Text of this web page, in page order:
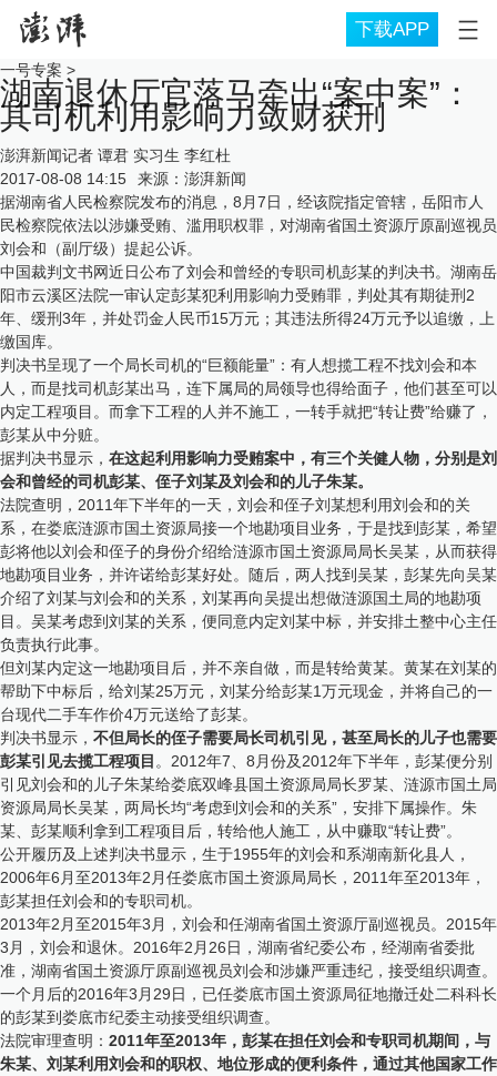
下载APP
一号专案 >
湖南退休厅官落马牵出“案中案”：
其司机利用影响力敛财获刑
澎湃新闻记者 谭君 实习生 李红杜
2017-08-08 14:15
来源： 澎湃新闻
据湖南省人民检察院发布的消息，8月7日，经该院指定管辖，岳阳市人
民检察院依法以涉嫌受贿、滥用职权罪，对湖南省国土资源厅原副巡视员
刘会和（副厅级）提起公诉。
中国裁判文书网近日公布了刘会和曾经的专职司机彭某的判决书。湖南岳
阳市云溪区法院一审认定彭某犯利用影响力受贿罪，判处其有期徒刑2
年、缓刑3年，并处罚金人民币15万元；其违法所得24万元予以追缴，上
缴国库。
判决书呈现了一个局长司机的“巨额能量”：有人想揽工程不找刘会和本
人，而是找司机彭某出马，连下属局的局领导也得给面子，他们甚至可以
内定工程项目。而拿下工程的人并不施工，一转手就把“转让费”给赚了，
彭某从中分赃。
据判决书显示， 在这起利用影响力受贿案中，有三个关健人物，分别是刘
会和曾经的司机彭某、侄子刘某及刘会和的儿子朱某。
法院查明，2011年下半年的一天，刘会和侄子刘某想利用刘会和的关
系，在娄底涟源市国土资源局接一个地勘项目业务，于是找到彭某，希望
彭将他以刘会和侄子的身份介绍给涟源市国土资源局局长吴某，从而获得
地勘项目业务，并许诺给彭某好处。随后，两人找到吴某，彭某先向吴某
介绍了刘某与刘会和的关系，刘某再向吴提出想做涟源国土局的地勘项
目。吴某考虑到刘某的关系，便同意内定刘某中标，并安排土整中心主任
负责执行此事。
但刘某内定这一地勘项目后，并不亲自做，而是转给黄某。黄某在刘某的
帮助下中标后，给刘某25万元，刘某分给彭某1万元现金，并将自己的一
台现代二手车作价4万元送给了彭某。
判决书显示， 不但局长的侄子需要局长司机引见，甚至局长的儿子也需要
彭某引见去揽工程项目 。2012年7、8月份及2012年下半年，彭某便分别
引见刘会和的儿子朱某给娄底双峰县国土资源局局长罗某、涟源市国土局
资源局局长吴某，两局长均“考虑到刘会和的关系”，安排下属操作。朱
某、彭某顺利拿到工程项目后，转给他人施工，从中赚取“转让费”。
公开履历及上述判决书显示，生于1955年的刘会和系湖南新化县人，
2006年6月至2013年2月任娄底市国土资源局局长，2011年至2013年，
彭某担任刘会和的专职司机。
2013年2月至2015年3月，刘会和任湖南省国土资源厅副巡视员。2015年
3月，刘会和退休。2016年2月26日，湖南省纪委公布，经湖南省委批
准，湖南省国土资源厅原副巡视员刘会和涉嫌严重违纪，接受组织调查。
一个月后的2016年3月29日，已任娄底市国土资源局征地撤迁处二科科长
的彭某到娄底市纪委主动接受组织调查。
法院审理查明： 2011年至2013年，彭某在担任刘会和专职司机期间，与
朱某、刘某利用刘会和的职权、地位形成的便利条件，通过其他国家工作